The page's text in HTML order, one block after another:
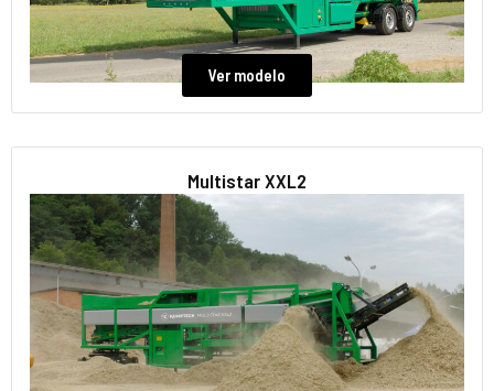
Ver modelo
Multistar XXL2